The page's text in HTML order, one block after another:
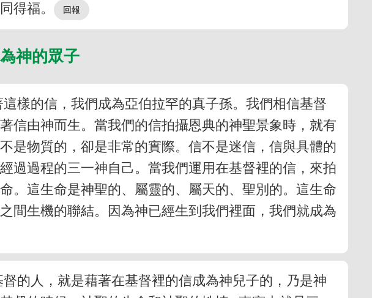
得福。
神的眾子
樣的信，我們成為亞伯拉罕的真子孫。我們相信基督
信由神而生。當我們的信拍攝恩典的神聖景象時，就有
是物質的，卻是非常的實際。信不是迷信，信與具體的
過過程的三一神自己。當我們運用在基督裡的信，來拍
。這生命是神聖的、屬靈的、屬天的、聖別的。這生命
間生機的聯結。因為神已經生到我們裡面，我們就成為
的人，就是藉著在基督裡的信成為神兒子的，乃是神